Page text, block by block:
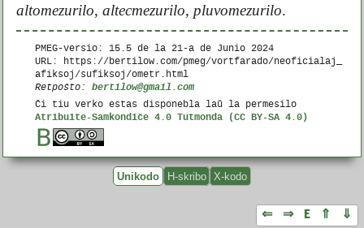
altomezurilo,altecmezurilo, pluvomezurilo.
PMEG-versio: 15.5 de la 21-a de Junio 2024
URL: https://bertilow.com/pmeg/vortfarado/neoficialaj_
afiksoj/sufiksoj/ometr.html
Retpoŝto:bertilow@gmail.com
Ĉi tiu verko estas disponebla laŭ la permesilo
Atribuite-Samkondiĉe 4.0 Tutmonda (CC BY-SA 4.0)
Unikodo H-skribo X-kodo
⇐ ⇒ E ⇑ ⇓